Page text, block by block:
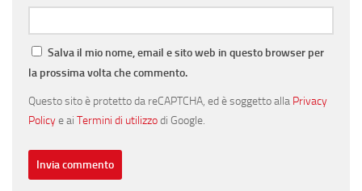
Salva il mio nome, email e sito web in questo browser per
la prossima volta che commento.
Questo sito è protetto da reCAPTCHA, ed è soggetto alla Privacy
Policye ai Termini di utilizzodi Google.